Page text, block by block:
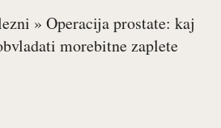
» Operacija prostate: kaj
morebitne zaplete